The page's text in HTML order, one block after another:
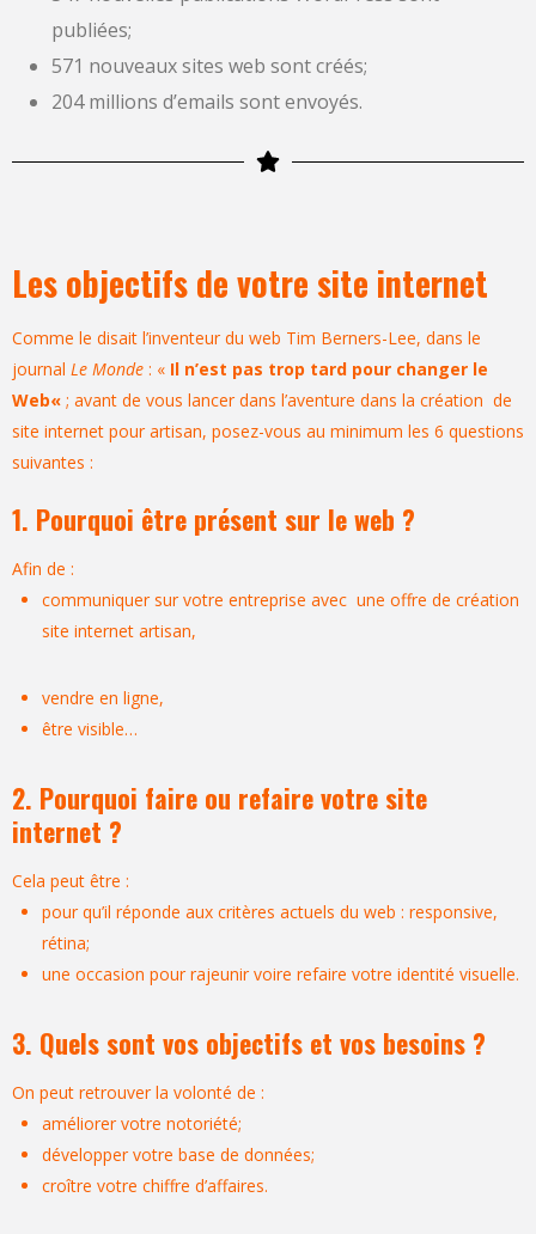
publiées;
571 nouveaux sites web sont créés;
204 millions d’emails sont envoyés.
Les objectifs de votre site internet
Comme le disait l’inventeur du web Tim Berners-Lee, dans le
journal Le Monde : « Il n’est pas trop tard pour changer le
Web« ; avant de vous lancer dans l’aventure dans la création de
site internet pour artisan, posez-vous au minimum les 6 questions
suivantes :
1. Pourquoi être présent sur le web ?
Afin de :
communiquer sur votre entreprise avec une offre de création
site internet artisan,
vendre en ligne,
être visible…
2. Pourquoi faire ou refaire votre site
internet ?
Cela peut être :
pour qu’il réponde aux critères actuels du web : responsive,
rétina;
une occasion pour rajeunir voire refaire votre identité visuelle.
3. Quels sont vos objectifs et vos besoins ?
On peut retrouver la volonté de :
améliorer votre notoriété;
développer votre base de données;
croître votre chiffre d’affaires.